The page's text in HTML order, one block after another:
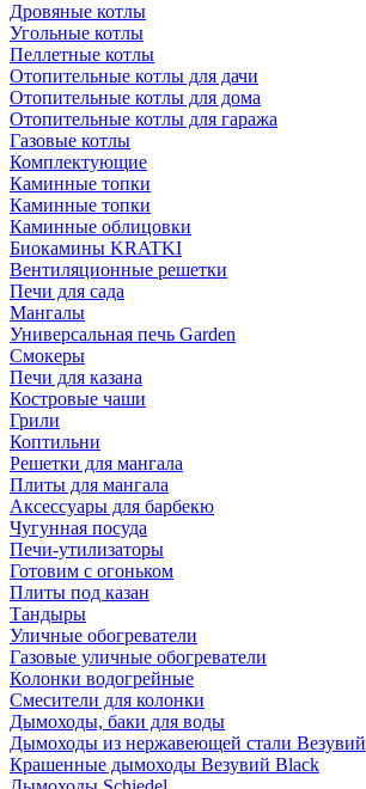
Дровяные котлы
Угольные котлы
Пеллетные котлы
Отопительные котлы для дачи
Отопительные котлы для дома
Отопительные котлы для гаража
Газовые котлы
Комплектующие
Каминные топки
Каминные топки
Каминные облицовки
Биокамины KRATKI
Вентиляционные решетки
Печи для сада
Мангалы
Универсальная печь Garden
Смокеры
Печи для казана
Костровые чаши
Грили
Коптильни
Решетки для мангала
Плиты для мангала
Аксессуары для барбекю
Чугунная посуда
Печи-утилизаторы
Готовим с огоньком
Плиты под казан
Тандыры
Уличные обогреватели
Газовые уличные обогреватели
Колонки водогрейные
Смесители для колонки
Дымоходы, баки для воды
Дымоходы из нержавеющей стали Везувий
Крашенные дымоходы Везувий Black